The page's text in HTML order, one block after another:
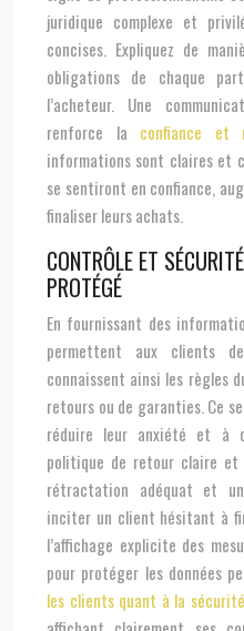
juridique complexe et
concises. Expliquez de
obligations de chaque
l’acheteur. Une
renforce la confiance et
informations sont claires et
se sentiront en confiance,
finaliser leurs achats.
CONTRÔLE ET
PROTÉGÉ
En fournissant des
permettent aux clients
connaissent ainsi les règles
retours ou de garanties. Ce
réduire leur anxiété et à
politique de retour claire et
rétractation adéquat et
inciter un client hésitant à
l’affichage explicite des
pour protéger les données
les clients quant à la